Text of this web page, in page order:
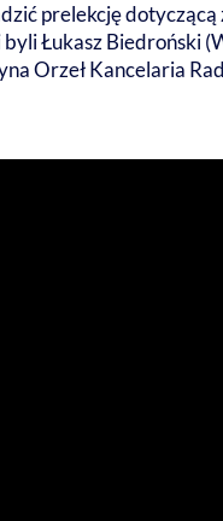
prelekcję
Łukasz Biedroński
Orzeł Kancelaria